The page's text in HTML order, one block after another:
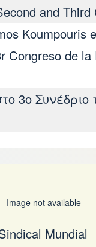
and Third
Koumpouris
Congreso de la
3ο Συνέδριο
Image not available
Mundial